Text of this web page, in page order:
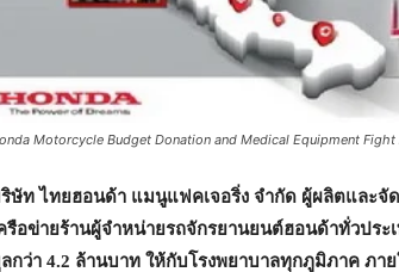
Motorcycle Budget Donation and Medical Equipment
ษัท ไทยฮอนด้า แมนูแฟคเจอริ่ง จำกัด ผู้ผลิตและจั
รือข่ายร้านผู้จำหน่ายรถจักรยานยนต์ฮอนด้าทั่วปร
กว่า 4.2 ล้านบาท ให้กับโรงพยาบาลทุกภูมิภาค ภา